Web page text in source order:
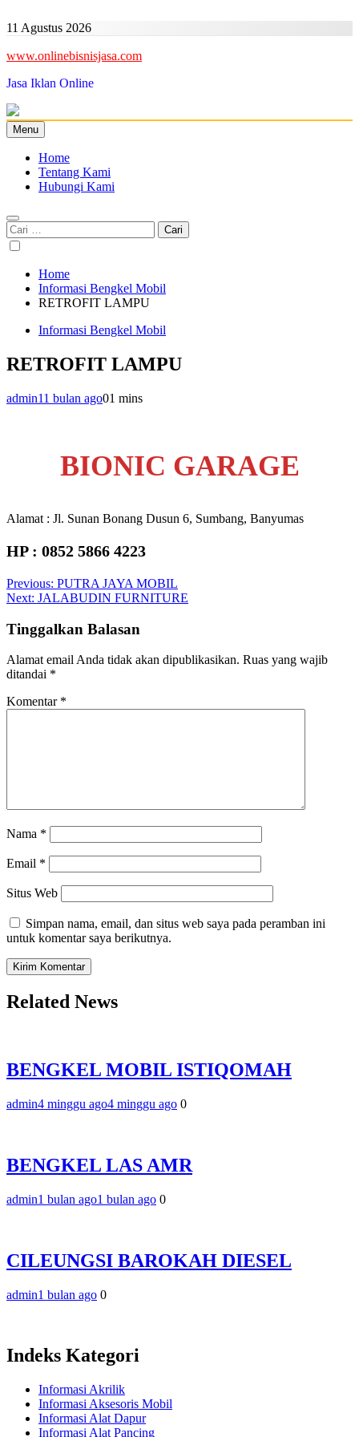
to
11 Agustus 2026
www.onlinebisnisjasa.com
Jasa Iklan Online
Menu
Home
Tentang Kami
Hubungi Kami
Cari
untuk:
Home
Informasi Bengkel Mobil
RETROFIT LAMPU
Informasi Bengkel Mobil
RETROFIT LAMPU
admin11 bulan ago01 mins
BIONIC GARAGE
Alamat : Jl. Sunan Bonang Dusun 6, Sumbang, Banyumas
HP : 0852 5866 4223
Navigasi
pos
Previous: PUTRA JAYA MOBIL
Next: JALABUDIN FURNITURE
Tinggalkan Balasan
Alamat email Anda tidak akan dipublikasikan. Ruas yang wajib
ditandai *
Komentar *
Nama *
Email *
Situs Web
Simpan nama, email, dan situs web saya pada peramban ini
untuk komentar saya berikutnya.
Related News
BENGKEL MOBIL ISTIQOMAH
admin4 minggu ago4 minggu ago 0
BENGKEL LAS AMR
admin1 bulan ago1 bulan ago 0
CILEUNGSI BAROKAH DIESEL
admin1 bulan ago 0
Indeks Kategori
Informasi Akrilik
Informasi Aksesoris Mobil
Informasi Alat Dapur
Informasi Alat Pancing